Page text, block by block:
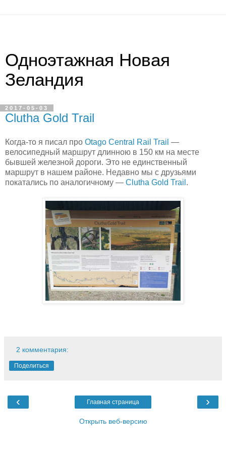
Одноэтажная Новая
Зеландия
2017-05-03
Clutha Gold Trail
Когда-то я писал про Otago Central Rail Trail —
велосипедный маршрут длинною в 150 км на месте
бывшей железной дороги. Это не единственный
маршрут в нашем районе. Недавно мы с друзьями
покатались по аналогичному — Clutha Gold Trail .
2 комментария:
Поделиться
‹ ›
Главная страница
Открыть веб-версию